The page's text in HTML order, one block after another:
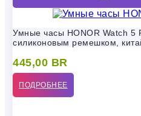
Умные часы HONOR Watch 5
силиконовым ремешком,
445,00 BR
ПОДРОБНЕЕ